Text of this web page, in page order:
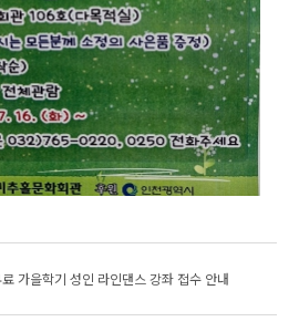
가을학기 성인 라인댄스 강좌 접수 안내